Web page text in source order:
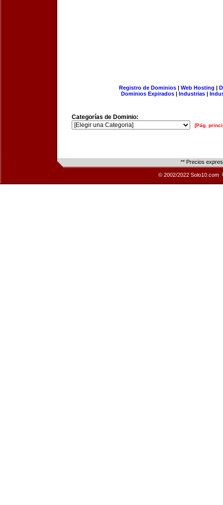
Registro de Dominios| Web Hosting |
Dominios Expirados | Industrias |
Categorías de Dominio:
[Pág.
** Precios
© 2002/2022 Solo10.com